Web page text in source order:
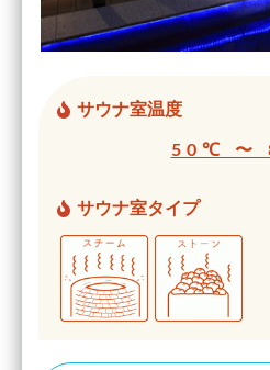
サウナ室温度
50℃ 〜
サウナ室タイプ